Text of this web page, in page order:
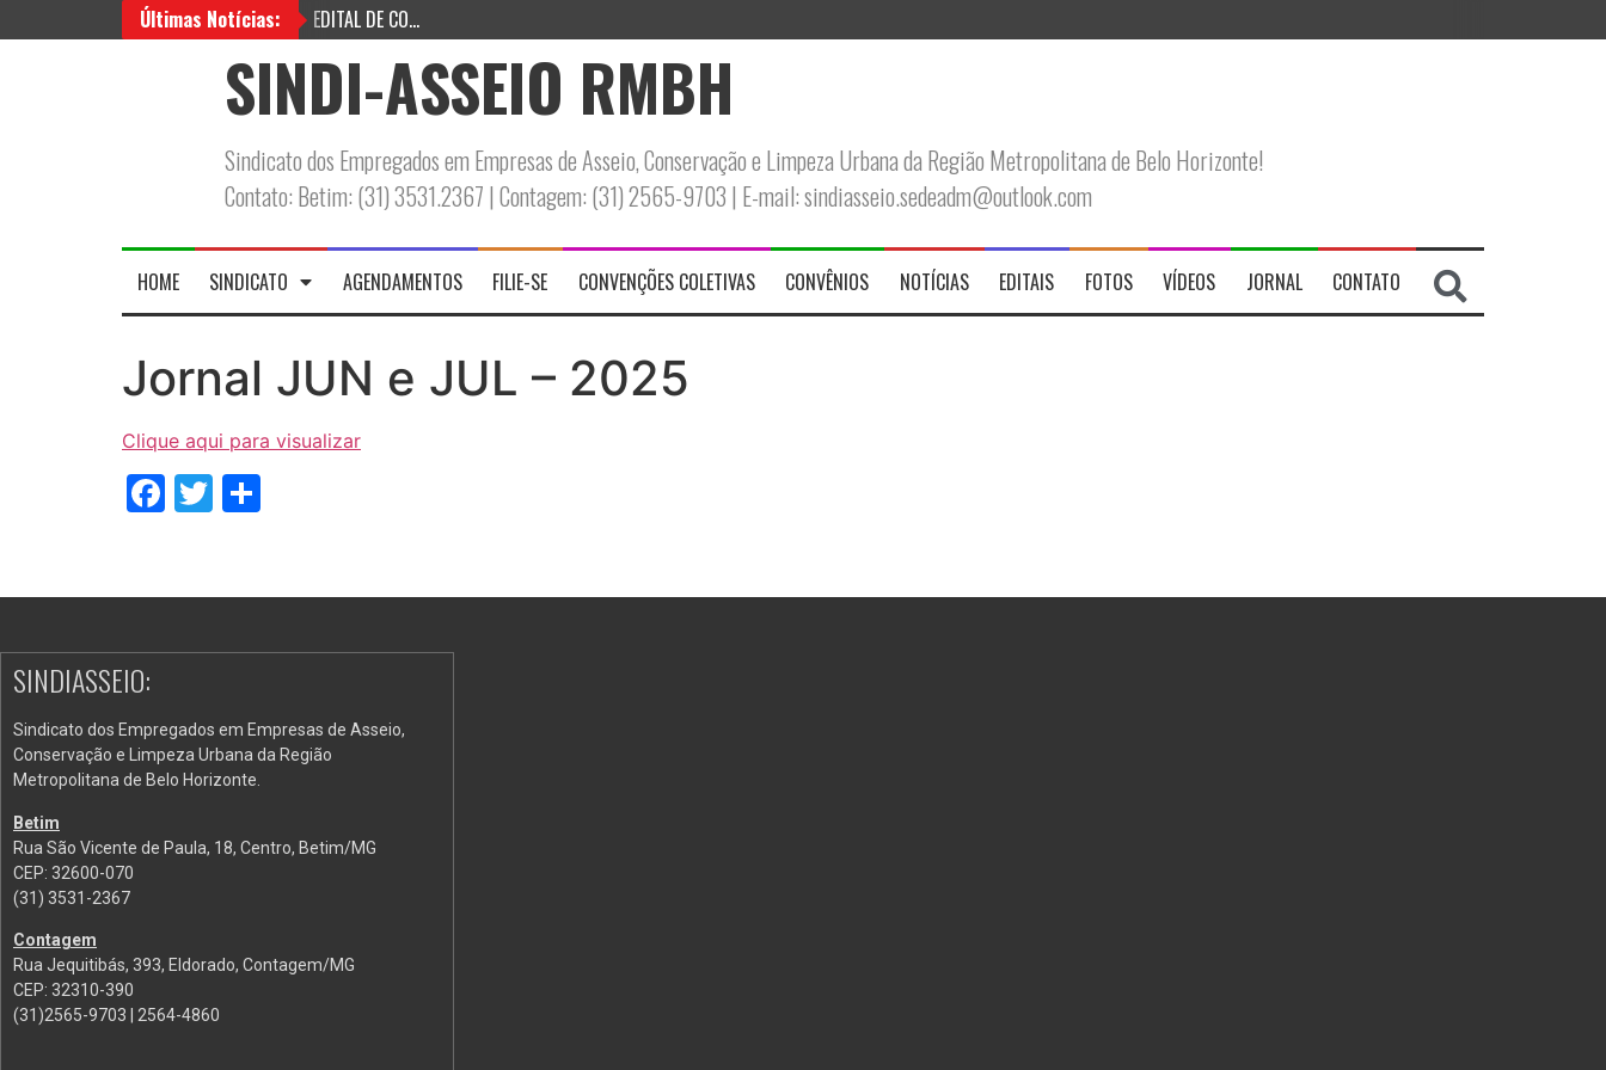
Últimas Notícias:
SINDI-ASSEIO RMBH
Sindicato dos Empregados em Empresas de Asseio, Conservação e Limpeza Urbana da Região Metropolitana de Belo Horizonte!
Contato: Betim: (31) 3531.2367 | Contagem: (31) 2565-9703 | E-mail: sindiasseio.sedeadm@outlook.com
HOME SINDICATO AGENDAMENTOS FILIE-SE CONVENÇÕES COLETIVAS CONVÊNIOS NOTÍCIAS EDITAIS FOTOS VÍDEOS JORNAL CONTATO
Jornal JUN e JUL – 2025
Clique aqui para visualizar
Facebook
Twitter
SINDIASSEIO:
Sindicato dos Empregados em Empresas de Asseio,
Conservação e Limpeza Urbana da Região
Metropolitana de Belo Horizonte.
Betim
Rua São Vicente de Paula, 18, Centro, Betim/MG
CEP: 32600-070
(31) 3531-2367
Contagem
Rua Jequitibás, 393, Eldorado, Contagem/MG
CEP: 32310-390
(31)2565-9703 | 2564-4860